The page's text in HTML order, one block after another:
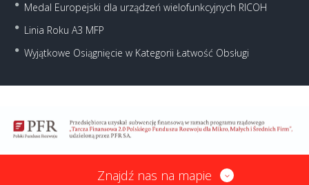
Medal Europejski dla urządzeń wielofunkcyjnych RICOH
Linia Roku A3 MFP
Wyjątkowe Osiągnięcie w Kategorii Łatwość Obsługi
Znajdź nas na mapie